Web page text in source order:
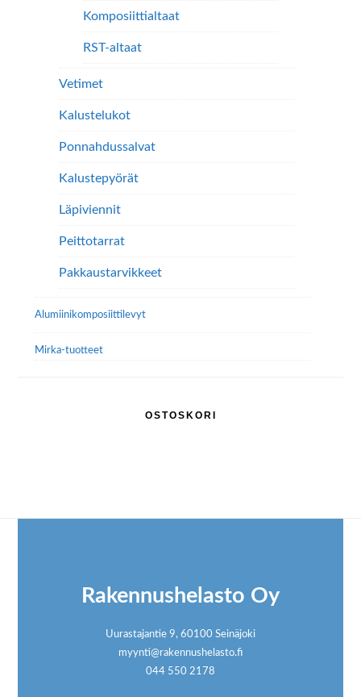
Komposiittialtaat
RST-altaat
Vetimet
Kalustelukot
Ponnahdussalvat
Kalustepyörät
Läpiviennit
Peittotarrat
Pakkaustarvikkeet
Alumiini­komposiitti­levyt
Mirka-tuotteet
OSTOSKORI
Rakennushelasto Oy
Uurastajantie 9, 60100 Seinäjoki
myynti@rakennushelasto.fi
044 550 2178